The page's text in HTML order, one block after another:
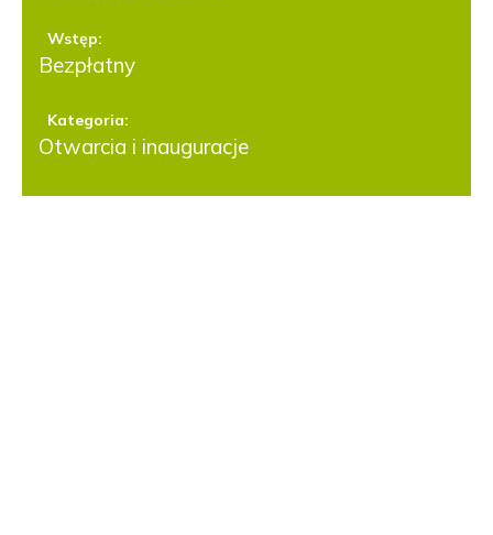
Wstęp:
Bezpłatny
Kategoria:
Otwarcia i inauguracje